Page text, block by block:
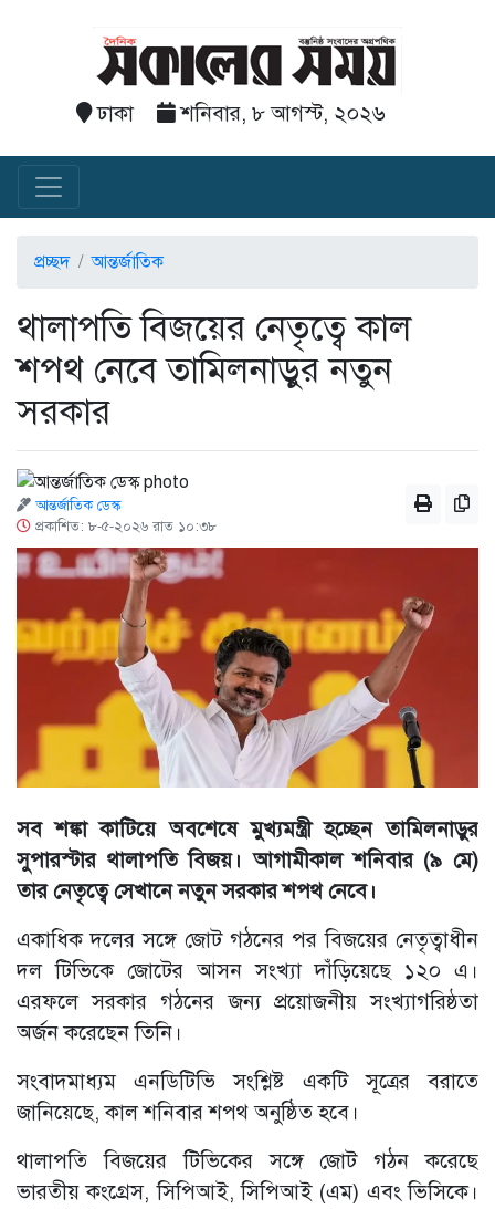
ঢাকা শনিবার, ৮ আগস্ট, ২০২৬
প্রচ্ছদ আন্তর্জাতিক
থালাপতি বিজয়ের নেতৃত্বে কাল
শপথ নেবে তামিলনাড়ুর নতুন
সরকার
আন্তর্জাতিক ডেস্ক
প্রকাশিত: ৮-৫-২০২৬ রাত ১০:৩৮
সব শঙ্কা কাটিয়ে অবশেষে মুখ্যমন্ত্রী হচ্ছেন তামিলনাড়ুর
সুপারস্টার থালাপতি বিজয়। আগামীকাল শনিবার (৯ মে)
তার নেতৃত্বে সেখানে নতুন সরকার শপথ নেবে।
একাধিক দলের সঙ্গে জোট গঠনের পর বিজয়ের নেতৃত্বাধীন
দল টিভিকে জোটের আসন সংখ্যা দাঁড়িয়েছে ১২০ এ।
এরফলে সরকার গঠনের জন্য প্রয়োজনীয় সংখ্যাগরিষ্ঠতা
অর্জন করেছেন তিনি।
সংবাদমাধ্যম এনডিটিভি সংশ্লিষ্ট একটি সূত্রের বরাতে
জানিয়েছে, কাল শনিবার শপথ অনুষ্ঠিত হবে।
থালাপতি বিজয়ের টিভিকের সঙ্গে জোট গঠন করেছে
ভারতীয় কংগ্রেস, সিপিআই, সিপিআই (এম) এবং ভিসিকে।